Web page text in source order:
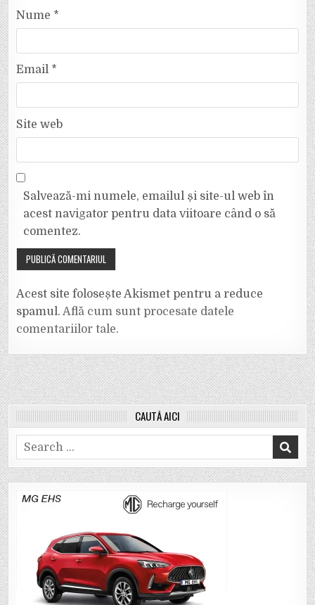
Nume *
Email *
Site web
Salvează-mi numele, emailul și site-ul web în
acest navigator pentru data viitoare când o să
comentez.
Acest site folosește Akismet pentru a reduce
spamul.Află cum sunt procesate datele
comentariilor tale.
CAUTĂ AICI
Search
for: